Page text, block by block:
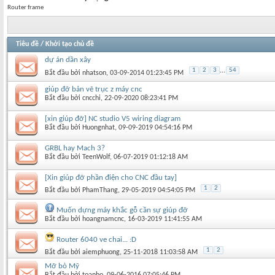
Router frame
Tiêu đề / Khởi tạo chủ đề
dự án dần xây
Bắt đầu bởi nhatson‎, 03-09-2014 01:23:45 PM 1 2 3 ... 54
giúp đỡ bản vẽ trục z máy cnc
Bắt đầu bởi cncchi‎, 22-09-2020 08:23:41 PM
[xin giúp đỡ] NC studio V5 wiring diagram
Bắt đầu bởi Huongnhat‎, 09-09-2019 04:54:16 PM
GRBL hay Mach 3?
Bắt đầu bởi TeenWolf‎, 06-07-2019 01:12:18 AM
[Xin giúp đỡ phần điện cho CNC đầu tay]
Bắt đầu bởi PhamThang‎, 29-05-2019 04:54:05 PM 1 2
Muốn dựng máy khắc gỗ cần sự giúp đỡ
Bắt đầu bởi hoangnamcnc‎, 16-03-2019 11:41:55 AM
Router 6040 ve chai... :D
Bắt đầu bởi aiemphuong‎, 25-11-2018 11:03:58 AM 1 2
Mỡ bò Mỹ